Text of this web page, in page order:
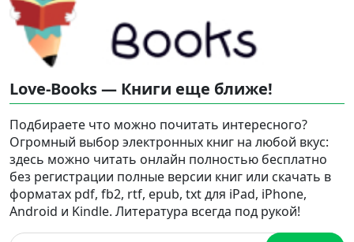
Love-Books — Книги еще ближе!
Подбираете что можно почитать интересного?
Огромный выбор электронных книг на любой вкус:
здесь можно читать онлайн полностью бесплатно
без регистрации полные версии книг или скачать в
форматах pdf, fb2, rtf, epub, txt для iPad, iPhone,
Android и Kindle. Литература всегда под рукой!